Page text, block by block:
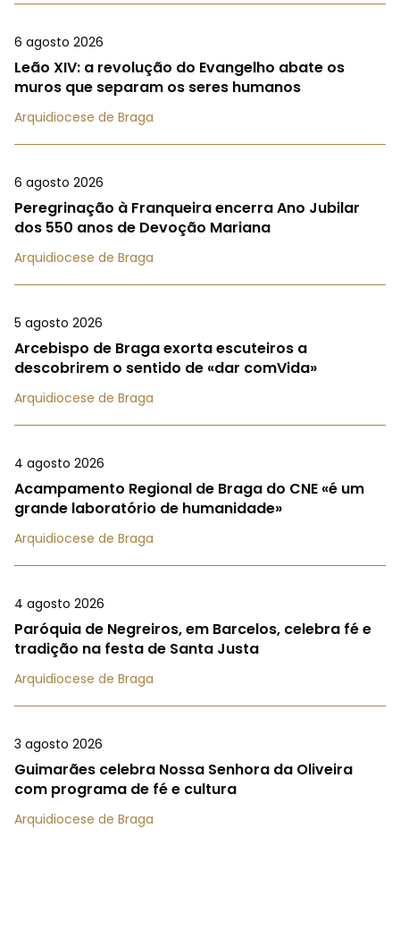
6 agosto 2026
Leão XIV: a revolução do Evangelho abate os
muros que separam os seres humanos
Arquidiocese de Braga
6 agosto 2026
Peregrinação à Franqueira encerra Ano Jubilar
dos 550 anos de Devoção Mariana
Arquidiocese de Braga
5 agosto 2026
Arcebispo de Braga exorta escuteiros a
descobrirem o sentido de «dar comVida»
Arquidiocese de Braga
4 agosto 2026
Acampamento Regional de Braga do CNE «é um
grande laboratório de humanidade»
Arquidiocese de Braga
4 agosto 2026
Paróquia de Negreiros, em Barcelos, celebra fé e
tradição na festa de Santa Justa
Arquidiocese de Braga
3 agosto 2026
Guimarães celebra Nossa Senhora da Oliveira
com programa de fé e cultura
Arquidiocese de Braga